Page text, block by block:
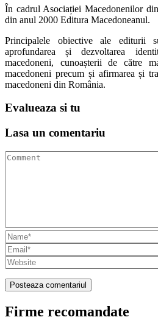
În cadrul Asociației Macedonenilor
din anul 2000 Editura Macedoneanul.
Principalele obiective ale editurii
aprofundarea și dezvoltarea
macedoneni, cunoașterii de către
macedoneni precum și afirmarea și
macedoneni din România.
Evalueaza si tu
Lasa un comentariu
Firme recomandate